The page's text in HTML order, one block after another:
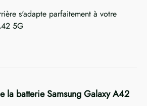
s'adapte parfaitement à votre
5G
la batterie Samsung Galaxy A42